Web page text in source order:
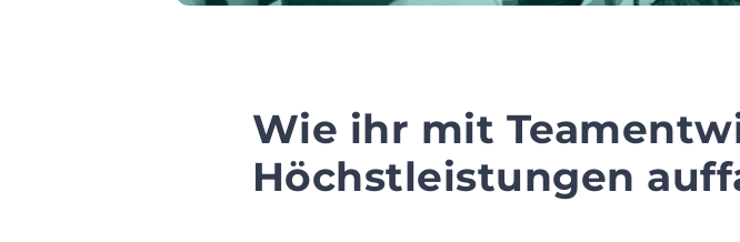
Wie ihr mit
Höchstleistungen